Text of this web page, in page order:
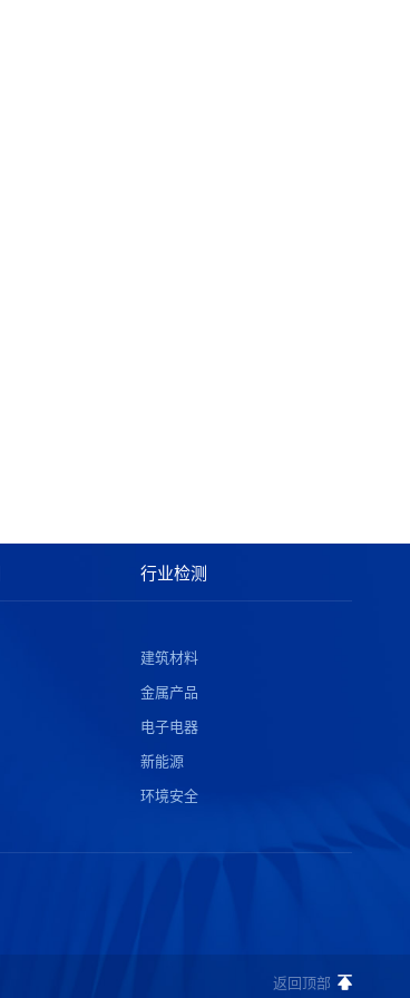
行业检测
建筑材料
金属产品
电子电器
新能源
环境安全
返回顶部